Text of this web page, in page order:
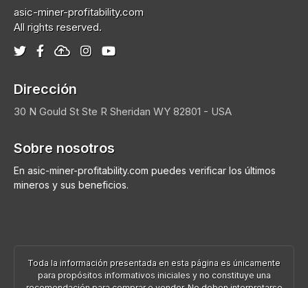
asic-miner-profitability.com
All rights reserved.
Dirección
30 N Gould St Ste R Sheridan WY 82801 - USA
Sobre nosotros
En asic-miner-profitability.com puedes verificar los últimos
mineros y sus beneficios.
Toda la información presentada en esta página es únicamente
para propósitos informativos iniciales y no constituye una